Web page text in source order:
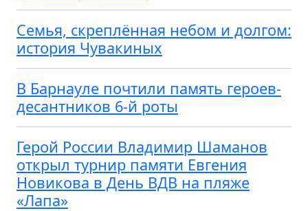
Семья, скреплённая небом и долгом:
история Чувакиных
В Барнауле почтили память героев-
десантников 6-й роты
Герой России Владимир Шаманов
открыл турнир памяти Евгения
Новикова в День ВДВ на пляже
«Лапа»